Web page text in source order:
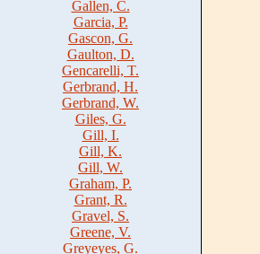
Gallen, C.
Garcia, P.
Gascon, G.
Gaulton, D.
Gencarelli, T.
Gerbrand, H.
Gerbrand, W.
Giles, G.
Gill, I.
Gill, K.
Gill, W.
Graham, P.
Grant, R.
Gravel, S.
Greene, V.
Greyeyes, G.